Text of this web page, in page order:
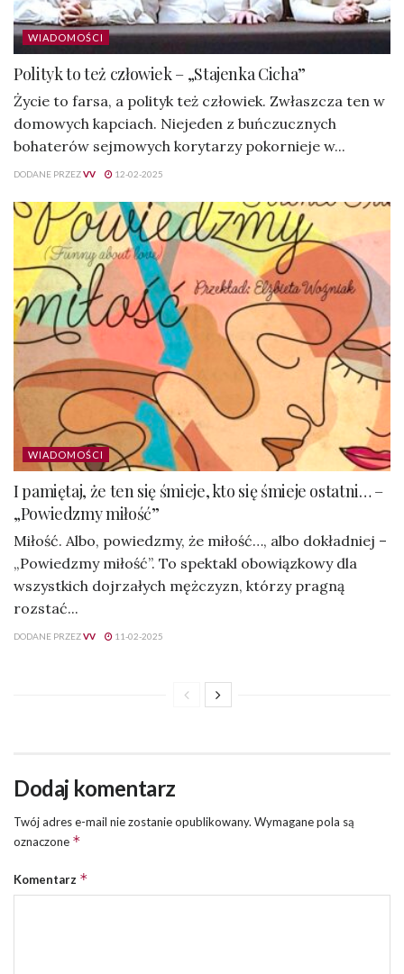
WIADOMOŚCI
Polityk to też człowiek – „Stajenka Cicha”
Życie to farsa, a polityk też człowiek. Zwłaszcza ten w
domowych kapciach. Niejeden z buńczucznych
bohaterów sejmowych korytarzy pokornieje w...
DODANE PRZEZVV 12-02-2025
WIADOMOŚCI
I pamiętaj, że ten się śmieje, kto się śmieje ostatni… –
„Powiedzmy miłość”
Miłość. Albo, powiedzmy, że miłość…, albo dokładniej –
„Powiedzmy miłość”. To spektakl obowiązkowy dla
wszystkich dojrzałych mężczyzn, którzy pragną
rozstać...
DODANE PRZEZVV 11-02-2025
Dodaj komentarz
Twój adres e-mail nie zostanie opublikowany. Wymagane pola są
oznaczone *
Komentarz *